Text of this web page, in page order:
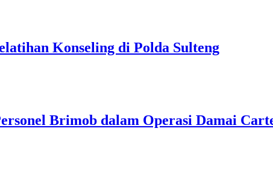
Konseling di Polda Sulteng
Brimob dalam Operasi Damai